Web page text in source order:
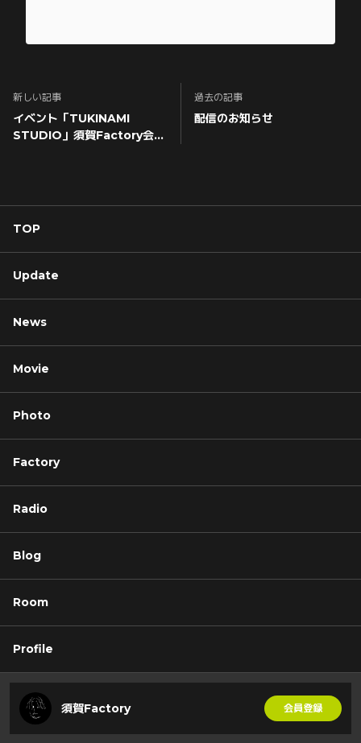
新しい記事
イベント「TUKINAMI
STUDIO」須賀Factory会員
過去の記事
配信のお知らせ
TOP
Update
News
Movie
Photo
Factory
Radio
Blog
Room
Profile
須賀Factory 会員登録